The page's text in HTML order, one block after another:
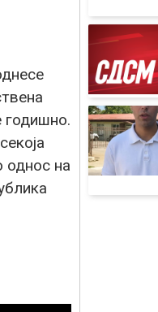
годишно.
однос на